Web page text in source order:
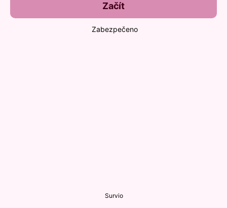
Začít
Zabezpečeno
Survio